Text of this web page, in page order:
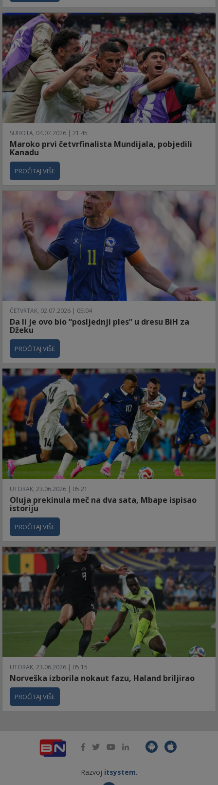
SUBOTA, 04.07.2026 | 21:45
Maroko prvi četvrfinalista Mundijala, pobjedili
Kanadu
PROČITAJ VIŠE
ČETVRTAK, 02.07.2026 | 05:04
Da li je ovo bio “posljednji ples” u dresu BiH za
Džeku
PROČITAJ VIŠE
UTORAK, 23.06.2026 | 05:21
Oluja prekinula meč na dva sata, Mbape ispisao
istoriju
PROČITAJ VIŠE
UTORAK, 23.06.2026 | 05:15
Norveška izborila nokaut fazu, Haland briljirao
PROČITAJ VIŠE
Razvoj itsystem.